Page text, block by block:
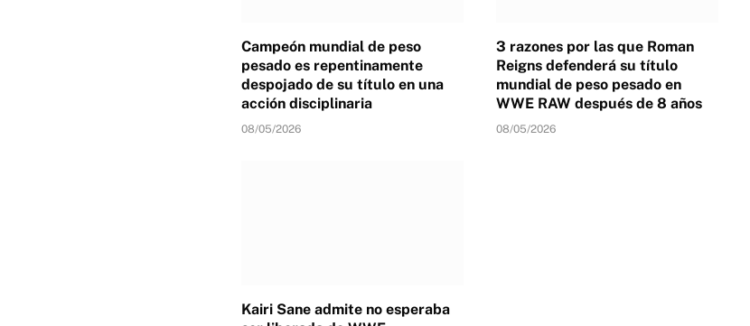
Campeón mundial de peso
pesado es repentinamente
despojado de su título en una
acción disciplinaria
08/05/2026
3 razones por las que Roman
Reigns defenderá su título
mundial de peso pesado en
WWE RAW después de 8 años
08/05/2026
Kairi Sane admite no esperaba